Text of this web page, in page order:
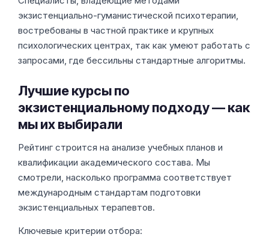
экзистенциально-гуманистической психотерапии,
востребованы в частной практике и крупных
психологических центрах, так как умеют работать с
запросами, где бессильны стандартные алгоритмы.
Лучшие курсы по
экзистенциальному подходу — как
мы их выбирали
Рейтинг строится на анализе учебных планов и
квалификации академического состава. Мы
смотрели, насколько программа соответствует
международным стандартам подготовки
экзистенциальных терапевтов.
Ключевые критерии отбора: